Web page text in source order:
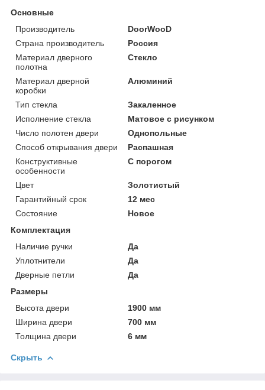
Основные
Производитель
DoorWooD
Страна производитель
Россия
Материал дверного
полотна
Стекло
Материал дверной
коробки
Алюминий
Тип стекла
Закаленное
Исполнение стекла
Матовое с рисунком
Число полотен двери
Однопольные
Способ открывания двери
Распашная
Конструктивные
особенности
С порогом
Цвет
Золотистый
Гарантийный срок
12 мес
Состояние
Новое
Комплектация
Наличие ручки
Да
Уплотнители
Да
Дверные петли
Да
Размеры
Высота двери
1900 мм
Ширина двери
700 мм
Толщина двери
6 мм
Скрыть